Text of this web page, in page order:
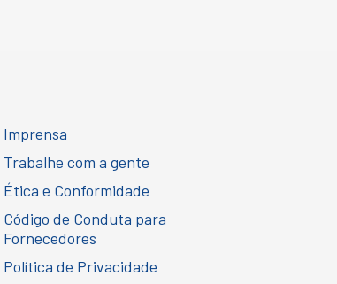
Imprensa
Trabalhe com a gente
Ética e Conformidade
Código de Conduta para
Fornecedores
Política de Privacidade